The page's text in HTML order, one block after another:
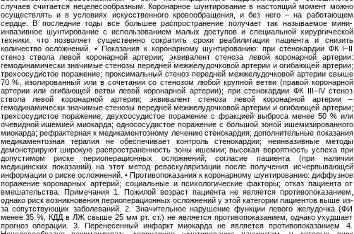
случаев считается нецелесообразным. Коронарное шунтирование в настоящий момент можно
осуществлять и в условиях искусственного кровообращения, и без него – на работающем
сердце. В последние годы все большее распространение получает так называемое мини-
инвазивное шунтирование с использованием малых доступов и специальной хирургической
техники, что позволяет существенно сократить сроки реабилитации пациента и снизить
количество осложнений. • Показания к коронарному шунтированию: при стенокардии ФК I–II
стеноз ствола левой коронарной артерии; эквивалент стеноза левой коронарной артерии:
гемодинамически значимые стенозы передней межжелудочковой артерии и огибающей артерии;
трехсосудистое поражение; проксимальный стеноз передней межжелудочковой артерии свыше
70 %, изолированный или в сочетании со стенозом любой крупной ветви (правой коронарной
артерии или огибающей ветви левой коронарной артерии); при стенокардии ФК III–IV стеноз
ствола левой коронарной артерии; эквивалент стеноза левой коронарной артерии –
гемодинамически значимые стенозы передней межжелудочковой артерии и огибающей артерии;
трехсосудистое поражение; двухсосудистое поражение с фракцией выброса менее 50 % или
очевидной ишемией миокарда; однососудистое поражение с большой зоной ишемизированного
миокарда; рефрактерная к медикаментозному лечению стенокардия; дополнительные показания
медикаментозная терапия не обеспечивает контроль стенокардии; неинвазивные методы
демонстрируют широкую распространенность зоны ишемии; высокая вероятность успеха при
допустимом риске периоперационных осложнений; согласие пациента (при наличии
медицинских показаний) на этот метод реваскуляризации после получения исчерпывающей
информации о риске осложнений. • Противопоказания к коронарному шунтированию: диффузное
поражение коронарных артерий; социальные и психологические факторы; отказ пациента от
вмешательства. Примечания 1. Пожилой возраст пациента не является противопоказанием,
однако риск возникновения периоперационных осложнений у этой категории пациентов выше из-
за сопутствующих заболеваний. 2. Значительное нарушение функции левого желудочка (ФИ
менее 35 %, КДД в ЛЖ свыше 25 мм рт. ст.) не является противопоказанием, однако ухудшает
прогноз операции. 3. Перенесенный инфаркт миокарда не является противопоказанием. 4.